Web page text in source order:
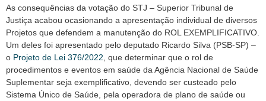
As consequências da votação do STJ – Superior Tribunal de
Justiça acabou ocasionando a apresentação individual de diversos
Projetos que defendem a manutenção do ROL EXEMPLIFICATIVO.
Um deles foi apresentado pelo deputado Ricardo Silva (PSB-SP) –
o Projeto de Lei 376/2022 , que determinar que o rol de
procedimentos e eventos em saúde da Agência Nacional de Saúde
Suplementar seja exemplificativo, devendo ser custeado pelo
Sistema Único de Saúde, pela operadora de plano de saúde ou